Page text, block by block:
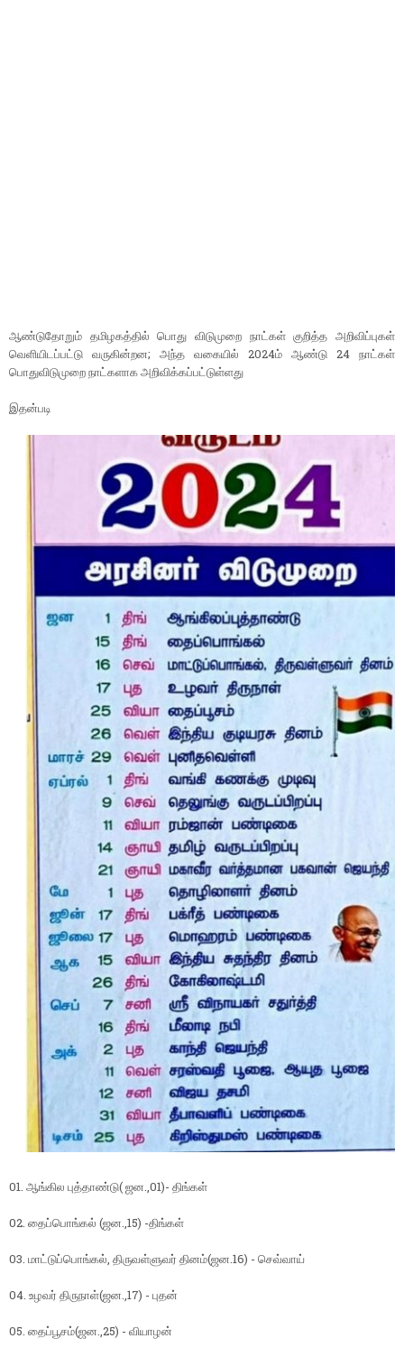
ஆண்டுதோறும் தமிழகத்தில் பொது விடுமுறை நாட்கள் குறித்த அறிவிப்புகள்
வெளியிடப்பட்டு வருகின்றன; அந்த வகையில் 2024ம் ஆண்டு 24 நாட்கள்
பொதுவிடுமுறை நாட்களாக அறிவிக்கப்பட்டுள்ளது
இதன்படி
01. ஆங்கில புத்தாண்டு( ஜன.,01)- திங்கள்
02. தைப்பொங்கல் (ஜன.,15) -திங்கள்
03. மாட்டுப்பொங்கல், திருவள்ளுவர் தினம்(ஜன.16) - செவ்வாய்
04. உழவர் திருநாள்(ஜன.,17) - புதன்
05. தைப்பூசம்(ஜன.,25) - வியாழன்